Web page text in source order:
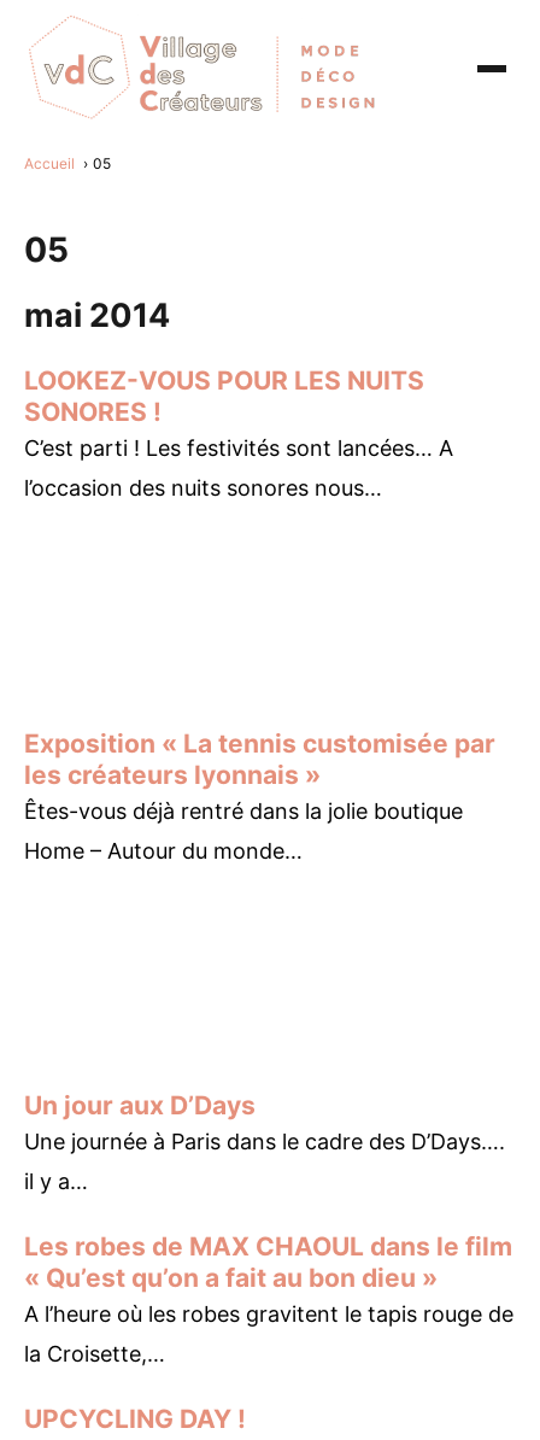
Accueil 05
05
mai 2014
LOOKEZ-VOUS POUR LES NUITS
SONORES !
C’est parti ! Les festivités sont lancées… A
l’occasion des nuits sonores nous…
Exposition « La tennis customisée par
les créateurs lyonnais »
Êtes-vous déjà rentré dans la jolie boutique
Home – Autour du monde…
Un jour aux D’Days
Une journée à Paris dans le cadre des D’Days….
il y a…
Les robes de MAX CHAOUL dans le film
« Qu’est qu’on a fait au bon dieu »
A l’heure où les robes gravitent le tapis rouge de
la Croisette,…
UPCYCLING DAY !